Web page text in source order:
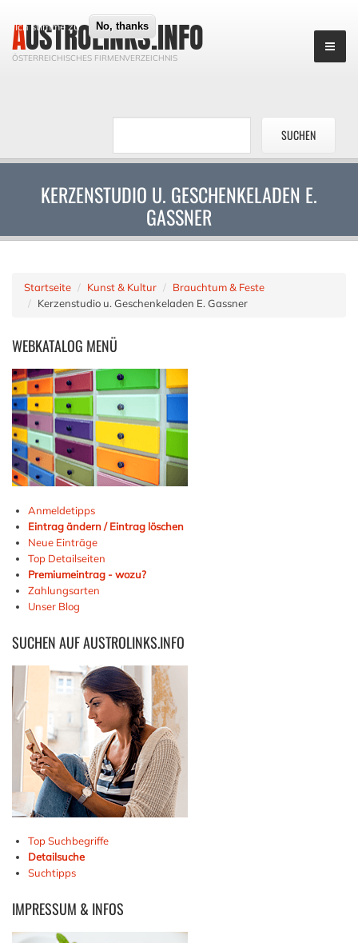
Ich stimme zu No, thanks
AUSTROLINKS.INFO
ÖSTERREICHISCHES FIRMENVERZEICHNIS
KERZENSTUDIO U. GESCHENKELADEN E.
GASSNER
Startseite Kunst & Kultur
Brauchtum & Feste
Kerzenstudio u. Geschenkeladen E. Gassner
WEBKATALOG MENÜ
Anmeldetipps
Eintrag ändern / Eintrag löschen
Neue Einträge
Top Detailseiten
Premiumeintrag - wozu?
Zahlungsarten
Unser Blog
SUCHENAUF AUSTROLINKS.INFO
Top Suchbegriffe
Detailsuche
Suchtipps
IMPRESSUM & INFOS